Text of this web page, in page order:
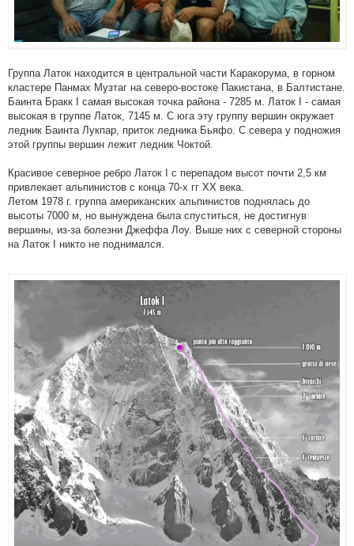
Группа Латок находится в центральной части Каракорума, в горном
кластере Панмах Музтаг на северо-востоке Пакистана, в Балтистане.
Баинта Бракк I самая высокая точка района - 7285 м. Латок I - самая
высокая в группе Латок, 7145 м. С юга эту группу вершин окружает
ледник Баинта Лукпар, приток ледника Бьяфо. С севера у подножия
этой группы вершин лежит ледник Чоктой.
Красивое северное ребро Латок I с перепадом высот почти 2,5 км
привлекает альпинистов с конца 70-х гг XX века.
Летом 1978 г. группа американских альпинистов поднялась до
высоты 7000 м, но вынуждена была спуститься, не достигнув
вершины, из-за болезни Джеффа Лоу. Выше них с северной стороны
на Латок I никто не поднимался.